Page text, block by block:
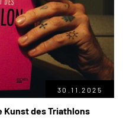
30.11.2025
Kunst des Triathlons